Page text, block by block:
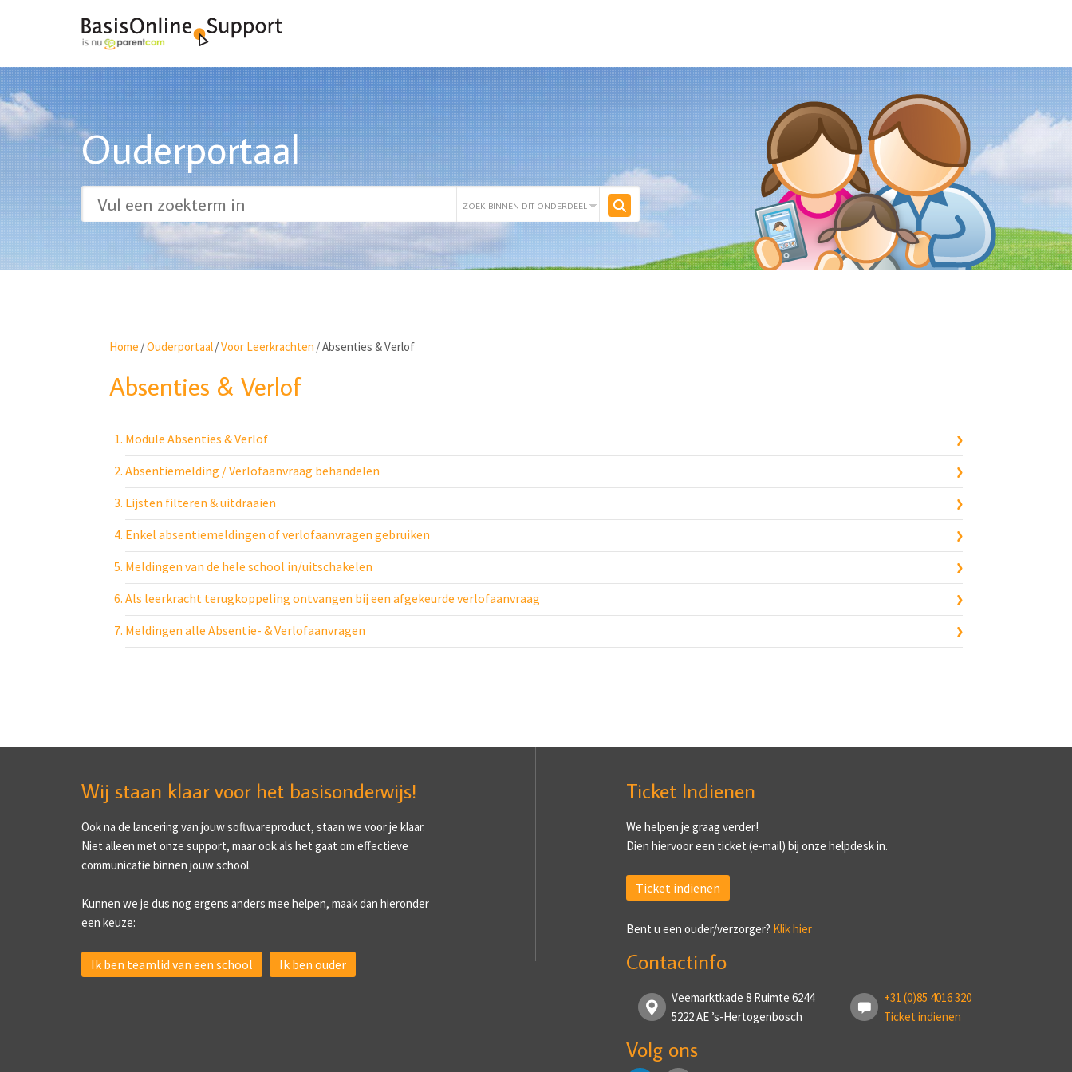
Ouderportaal
Home /Ouderportaal/Voor Leerkrachten /Absenties & Verlof
Absenties & Verlof
Module Absenties & Verlof
Absentiemelding / Verlofaanvraag behandelen
Lijsten filteren & uitdraaien
Enkel absentiemeldingen of verlofaanvragen gebruiken
Meldingen van de hele school in/uitschakelen
Als leerkracht terugkoppeling ontvangen bij een afgekeurde verlofaanvraag
Meldingen alle Absentie- & Verlofaanvragen
Wij staan klaar voor het basisonderwijs!
Ook na de lancering van jouw softwareproduct, staan we voor je klaar.
Niet alleen met onze support, maar ook als het gaat om effectieve
communicatie binnen jouw school.
Kunnen we je dus nog ergens anders mee helpen, maak dan hieronder
een keuze:
Ik ben teamlid van een school Ik ben ouder
Ticket Indienen
We helpen je graag verder!
Dien hiervoor een ticket (e-mail) bij onze helpdesk in.
Ticket indienen
Bent u een ouder/verzorger? Klik hier
Contactinfo
Veemarktkade 8 Ruimte 6244
5222 AE ’s-Hertogenbosch
+31 (0)85 4016 320
Ticket indienen
Volg ons